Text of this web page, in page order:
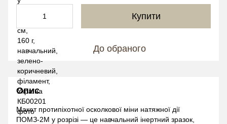
Купити
До обраного
Опис
Макет протипіхотної осколкової міни натяжної дії
ПОМЗ-2М у розрізі — це навчальний інертний зразок,